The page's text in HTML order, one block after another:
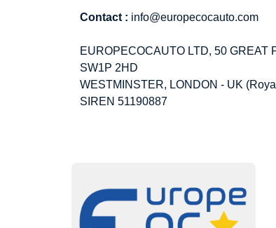
Contact : info@europecocauto.com
EUROPECOCAUTO LTD, 50 GREAT
SW1P 2HD
WESTMINSTER, LONDON - UK
SIREN 51190887
Image